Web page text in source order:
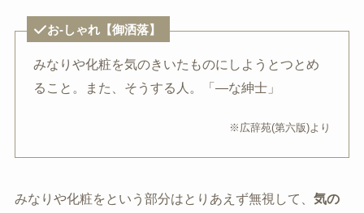
お‐しゃれ【御洒落】
みなりや化粧を気のきいたものにしようとつとめ
ること。また、そうする人。「―な紳士」
※広辞苑(第六版)より
みなりや化粧をという部分はとりあえず無視して、 気の